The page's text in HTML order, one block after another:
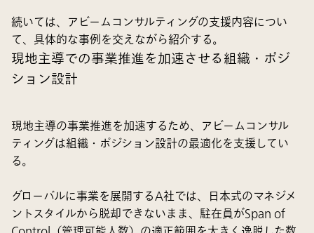
続いては、アビームコンサルティングの支援内容につい
て、具体的な事例を交えながら紹介する。
現地主導での事業推進を加速させる組織・ポジ
ション設計
現地主導の事業推進を加速するため、アビームコンサル
ティングは組織・ポジション設計の最適化を支援してい
る。
グローバルに事業を展開するA社では、日本式のマネジメ
ントスタイルから脱却できないまま、駐在員がSpan of